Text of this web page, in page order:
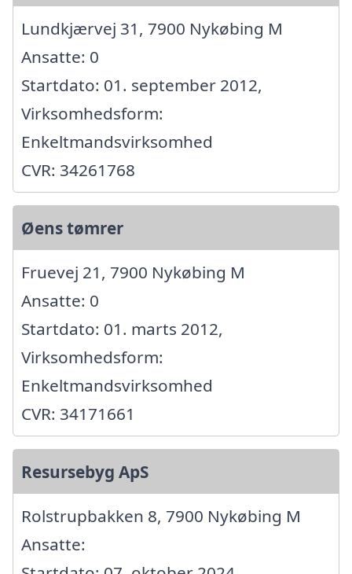
Lundkjærvej 31, 7900 Nykøbing M
Ansatte: 0
Startdato: 01. september 2012,
Virksomhedsform:
Enkeltmandsvirksomhed
CVR: 34261768
Øens tømrer
Fruevej 21, 7900 Nykøbing M
Ansatte: 0
Startdato: 01. marts 2012,
Virksomhedsform:
Enkeltmandsvirksomhed
CVR: 34171661
Resursebyg ApS
Rolstrupbakken 8, 7900 Nykøbing M
Ansatte: